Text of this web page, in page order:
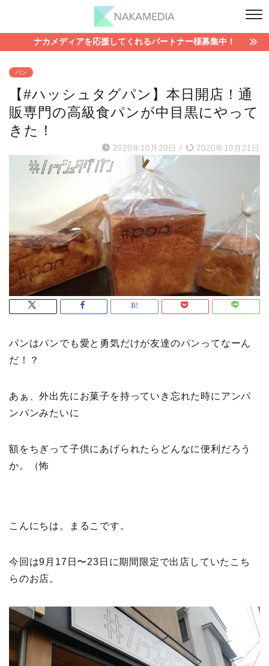
ナカメディアを応援してくれるパートナー様募集中！
パン
【#ハッシュタグパン】本日開店！通
販専門の高級食パンが中目黒にやって
きた！
2020年10月20日 / 2020年10月21日
パンはパンでも愛と勇気だけが友達のパンってなーん
だ！？
あぁ、外出先にお菓子を持っていき忘れた時にアンパ
ンパンみたいに
額をちぎって子供にあげられたらどんなに便利だろう
か。（怖
こんにちは。まるこです。
今回は9月17日〜23日に期間限定で出店していたこち
らのお店。